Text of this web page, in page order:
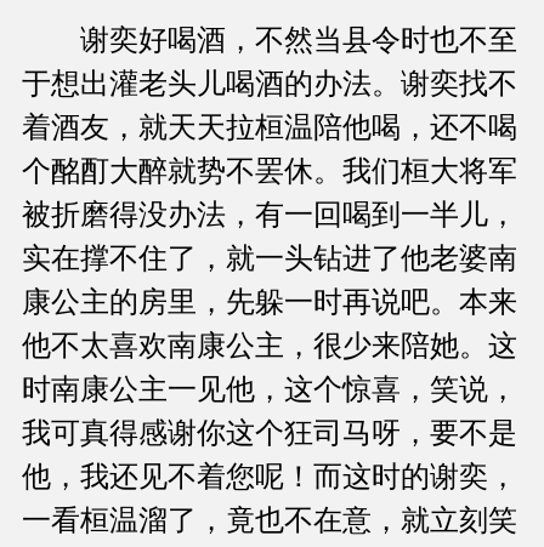
谢奕好喝酒，不然当县令时也不至
于想出灌老头儿喝酒的办法。谢奕找不
着酒友，就天天拉桓温陪他喝，还不喝
个酩酊大醉就势不罢休。我们桓大将军
被折磨得没办法，有一回喝到一半儿，
实在撑不住了，就一头钻进了他老婆南
康公主的房里，先躲一时再说吧。本来
他不太喜欢南康公主，很少来陪她。这
时南康公主一见他，这个惊喜，笑说，
我可真得感谢你这个狂司马呀，要不是
他，我还见不着您呢！而这时的谢奕，
一看桓温溜了，竟也不在意，就立刻笑